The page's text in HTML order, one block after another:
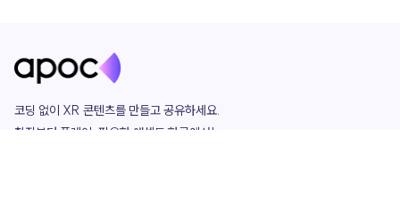
코딩 없이 XR 콘텐츠를 만들고 공유하세요.
창작부터 플레이, 필요한 애셋도 한곳에서!